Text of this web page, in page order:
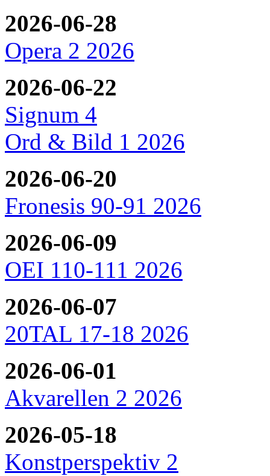
2026-06-28
Opera 2 2026
2026-06-22
Signum 4
Ord & Bild 1 2026
2026-06-20
Fronesis 90-91 2026
2026-06-09
OEI 110-111 2026
2026-06-07
20TAL 17-18 2026
2026-06-01
Akvarellen 2 2026
2026-05-18
Konstperspektiv 2